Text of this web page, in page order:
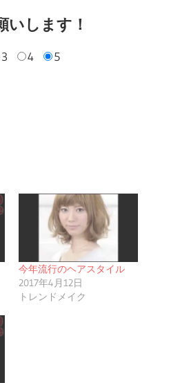
いします！
3 4 5
今年流行のヘアスタイル
2017年4月12日
トレンドメイク